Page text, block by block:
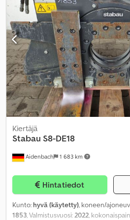
Aidenbach 1 683 km
Kiertäjä
Stabau S8-DE18
Hintatiedot
Kunto: hyvä (käytetty), koneen/
1853 , Valmistusvuosi: 2022 ,